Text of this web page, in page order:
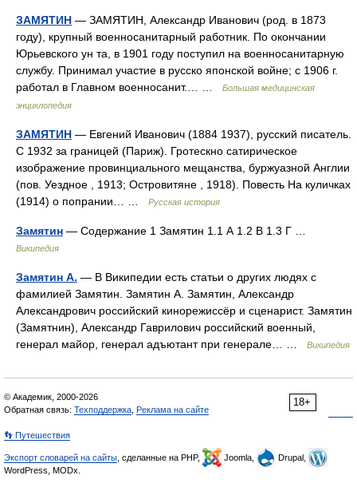
ЗАМЯТИН — ЗАМЯТИН, Александр Иванович (род. в 1873
году), крупный военносанитарный работник. По окончании
Юрьевского ун та, в 1901 году поступил на военносанитарную
службу. Принимал участие в русско японской войне; с 1906 г.
работал в Главном военносанит.… …
Большая медицинская
энциклопедия
ЗАМЯТИН — Евгений Иванович (1884 1937), русский писатель.
С 1932 за границей (Париж). Гротескно сатирическое
изображение провинциального мещанства, буржуазной Англии
(пов. Уездное , 1913; Островитяне , 1918). Повесть На куличках
(1914) о попрании… …
Русская история
Замятин — Содержание 1 Замятин 1.1 А 1.2 В 1.3 Г …
Википедия
Замятин А. — В Википедии есть статьи о других людях с
фамилией Замятин. Замятин А. Замятин, Александр
Александрович российский кинорежиссёр и сценарист. Замятин
(Замятнин), Александр Гаврилович российский военный,
генерал майор, генерал адъютант при генерале… …
Википедия
18+
© Академик, 2000-2026
Обратная связь: Техподдержка Реклама на сайте
👣 Путешествия
Экспорт словарей на сайты , сделанные на PHP, Joomla,
Drupal,
WordPress, MODx.